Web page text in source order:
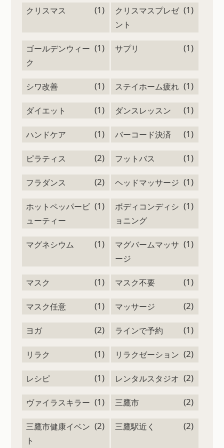
クリスマス (1)
クリスマスプレゼ
ント
(1)
ゴールデンウィー
ク
(1) サプリ (1)
シワ改善 (1) ステイホーム疲れ (1)
ダイエット (1) ダンスレッスン (1)
ハンドケア (1) バーコード決済 (1)
ピラティス (2) フットバス (1)
フラダンス (2) ヘッドマッサージ (1)
ホットペッパービ
ューティー
(1)
ボディコンディシ
ョニング
(1)
マグネシウム (1)
マグバームマッサ
ージ
(1)
マスク (1) マスク不要 (1)
マスク任意 (1) マッサージ (2)
ヨガ (2) ラインで予約 (1)
リラク (1) リラクゼーション (2)
レシピ (1) レンタルスタジオ (2)
ヴァイラスキラー (1) 三鷹市 (2)
三鷹市健康イベン
ト
(2) 三鷹駅近く (2)